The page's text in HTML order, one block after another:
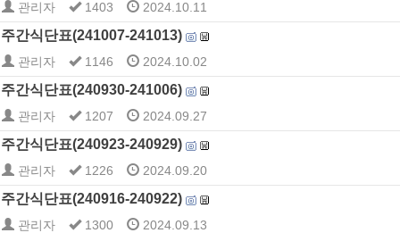
관리자 1403 2024.10.11
주간식단표(241007-241013)
관리자 1146 2024.10.02
주간식단표(240930-241006)
관리자 1207 2024.09.27
주간식단표(240923-240929)
관리자 1226 2024.09.20
주간식단표(240916-240922)
관리자 1300 2024.09.13